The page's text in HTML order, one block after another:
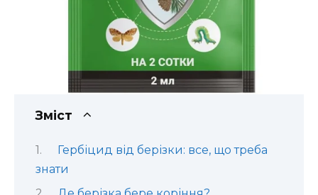
Зміст
Гербіцид від берізки: все, що треба
знати